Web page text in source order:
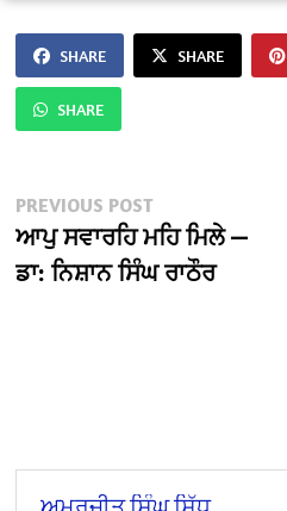
SHARE SHARE
SHARE
Post
navigation
PREVIOUS POSTPrevious
post:
ਆਪੁ ਸਵਾਰਹਿ ਮਹਿ ਮਿਲੇ —
ਡਾ: ਨਿਸ਼ਾਨ ਸਿੰਘ ਰਾਠੌਰ